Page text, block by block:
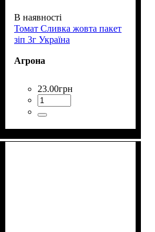
В наявності
Томат Сливка жовта пакет
зіп 3г Україна
Агрона
23.00грн